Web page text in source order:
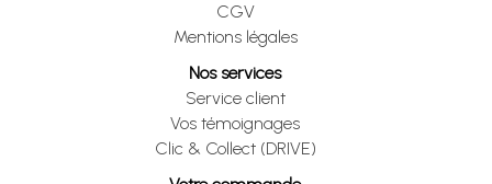
CGV
Mentions légales
Nos services
Service client
Vos témoignages
Clic & Collect (DRIVE)